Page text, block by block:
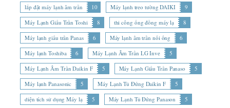
lắp đặt máy lạnh âm trần
10 Máy lạnh treo tường DAIKI
9
Máy Lạnh Giấu Trần Toshi
8 thi công ống đồng máy lạ
8
Máy lạnh giấu trần Panas
6 Máy lạnh âm trần nối ống
6
Máy lạnh Toshiba
6 Máy Lạnh Âm Trần LG Inve
5
Máy Lạnh Âm Trần Daikin F
5 Máy Lạnh Giấu Trần Panaso
5
Máy lạnh Panasonic
5 Máy Lạnh Tủ Đứng Daikin F
5
diện tích sử dụng Máy lạ
5 Máy Lạnh Tủ Đứng Panason 5